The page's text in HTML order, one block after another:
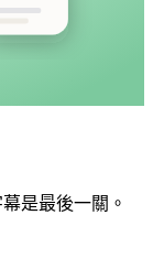
是最後一關。